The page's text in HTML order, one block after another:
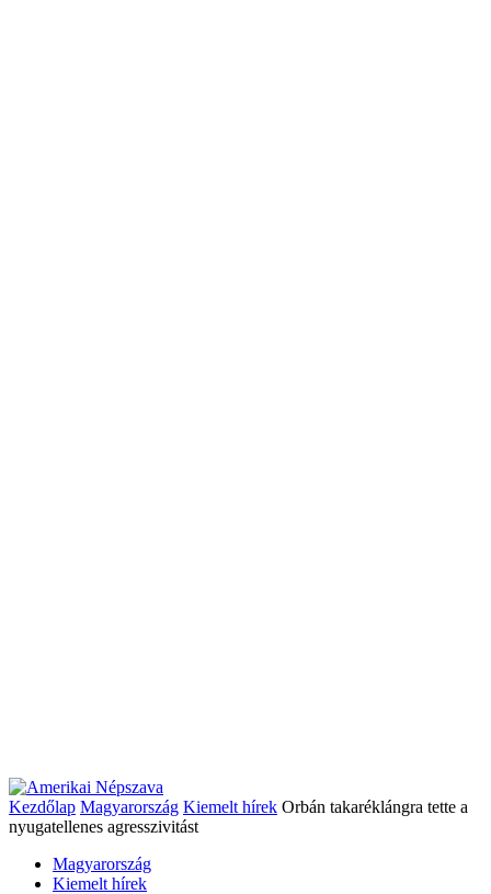
Kezdőlap Magyarország Kiemelt hírek Orbán takaréklángra tette a
nyugatellenes agresszivitást
Magyarország
Kiemelt hírek